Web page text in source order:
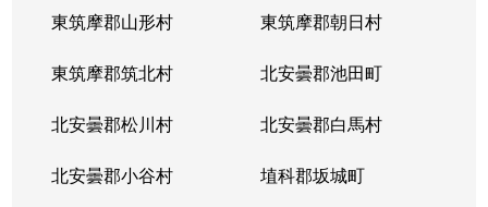
東筑摩郡山形村 東筑摩郡朝日村
東筑摩郡筑北村 北安曇郡池田町
北安曇郡松川村 北安曇郡白馬村
北安曇郡小谷村 埴科郡坂城町